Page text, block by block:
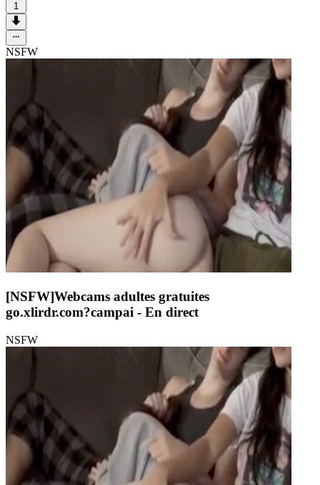
1
NSFW
[NSFW]Webcams adultes gratuites
go.xlirdr.com?campai - En direct
NSFW